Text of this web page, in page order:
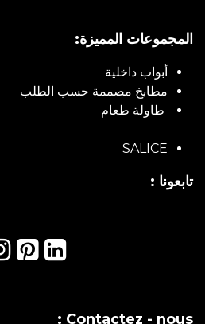
المجموعات المميزة:
أبواب داخلية
مطابخ مصممة حسب الطلب
طاولة طعام
SALICE
تابعونا :
Contactez - nous :